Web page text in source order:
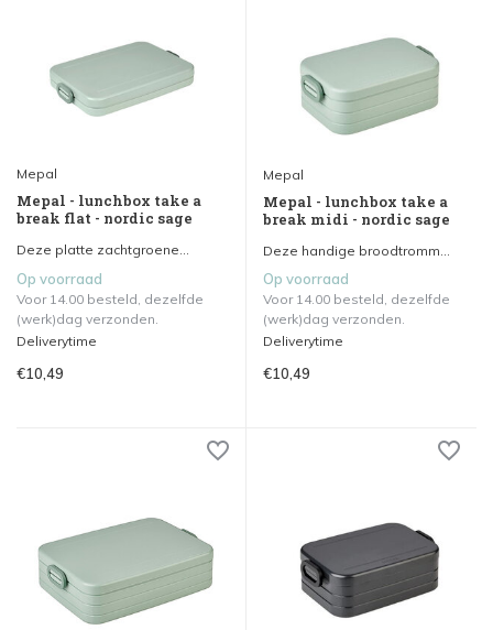
Mepal
Mepal - lunchbox take a
break flat - nordic sage
Deze platte zachtgroene...
Op voorraad
Voor 14.00 besteld, dezelfde
(werk)dag verzonden.
Deliverytime
€10,49
Mepal
Mepal - lunchbox take a
break midi - nordic sage
Deze handige broodtromm...
Op voorraad
Voor 14.00 besteld, dezelfde
(werk)dag verzonden.
Deliverytime
€10,49